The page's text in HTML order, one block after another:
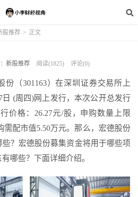
股推荐 > 正文
新股推荐 阅读(1825) 评论(0)
份（301163）在深圳证券交易所上
日 (周四)网上发行，本次公开总发行
价格：26.27元/股，申购数量上限
需配市值5.50万元。那么，宏德股份
？宏德股份募集资金将用于哪些项
哪些？下面详细介绍。